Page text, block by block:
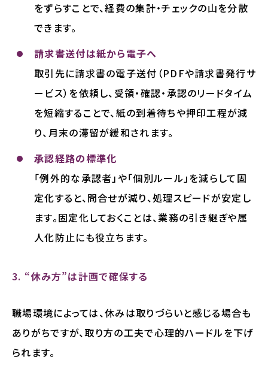
をずらすことで、経費の集計・チェックの山を分散
できます。
請求書送付は紙から電子へ
取引先に請求書の電子送付（PDFや請求書発行サ
ービス）を依頼し、受領・確認・承認のリードタイム
を短縮することで、紙の到着待ちや押印工程が減
り、月末の滞留が緩和されます。
承認経路の標準化
「例外的な承認者」や「個別ルール」を減らして固
定化すると、問合せが減り、処理スピードが安定し
ます。固定化しておくことは、業務の引き継ぎや属
人化防止にも役立ちます。
3. “休み方”は計画で確保する
職場環境によっては、休みは取りづらいと感じる場合も
ありがちですが、取り方の工夫で心理的ハードルを下げ
られます。